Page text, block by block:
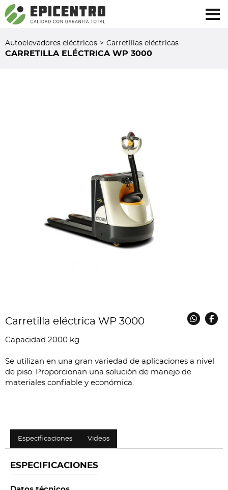
¿Olvidó su contraseña?Regístrese aquí
Autoelevadores eléctricos > Carretillas eléctricas
CARRETILLA ELÉCTRICA WP 3000
Carretilla eléctrica WP 3000
Capacidad 2000 kg
Se utilizan en una gran variedad de aplicaciones a nivel
de piso. Proporcionan una solución de manejo de
materiales confiable y económica.
Especificaciones Videos
ESPECIFICACIONES